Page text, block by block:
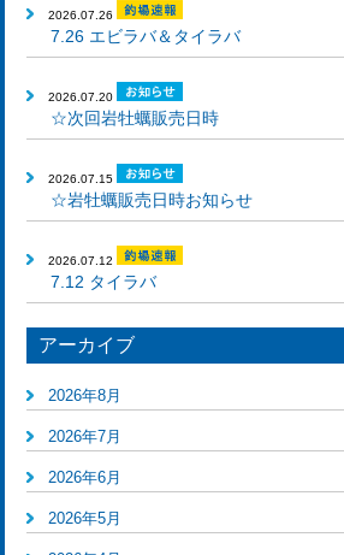
2026.07.26
7.26 エビラバ＆タイラバ
2026.07.20
☆次回岩牡蠣販売日時
2026.07.15
☆岩牡蠣販売日時お知らせ
2026.07.12
7.12 タイラバ
アーカイブ
2026年8月
2026年7月
2026年6月
2026年5月